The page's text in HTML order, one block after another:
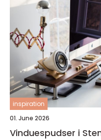
inspiration
01. June 2026
Vinduespudser i